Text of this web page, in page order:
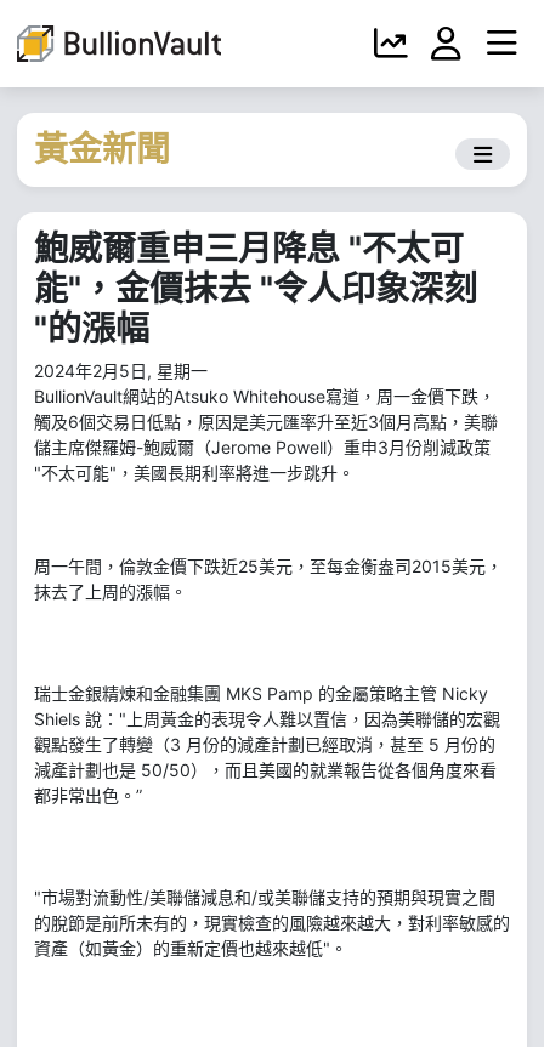
黃金新聞
鮑威爾重申三月降息 "不太可
能"，金價抹去 "令人印象深刻
"的漲幅
2024年2月5日, 星期一
BullionVault網站的Atsuko Whitehouse寫道，周一金價下跌，
觸及6個交易日低點，原因是美元匯率升至近3個月高點，美聯
儲主席傑羅姆-鮑威爾（Jerome Powell）重申3月份削減政策
"不太可能"，美國長期利率將進一步跳升。
周一午間，倫敦金價下跌近25美元，至每金衡盎司2015美元，
抹去了上周的漲幅。
瑞士金銀精煉和金融集團 MKS Pamp 的金屬策略主管 Nicky
Shiels 說："上周黃金的表現令人難以置信，因為美聯儲的宏觀
觀點發生了轉變（3 月份的減產計劃已經取消，甚至 5 月份的
減產計劃也是 50/50），而且美國的就業報告從各個角度來看
都非常出色。”
"市場對流動性/美聯儲減息和/或美聯儲支持的預期與現實之間
的脫節是前所未有的，現實檢查的風險越來越大，對利率敏感的
資產（如黃金）的重新定價也越來越低"。